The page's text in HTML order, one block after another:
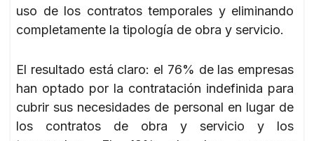
uso de los contratos temporales y eliminando
completamente la tipología de obra y servicio.
El resultado está claro: el 76% de las empresas
han optado por la contratación indefinida para
cubrir sus necesidades de personal en lugar de
los contratos de obra y servicio y los